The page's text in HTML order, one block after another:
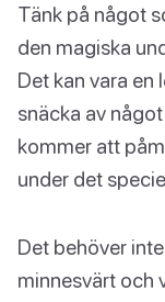
Tänk på något
den magiska
Det kan vara en
snäcka av
kommer att
under det
Det behöver
minnesvärt och